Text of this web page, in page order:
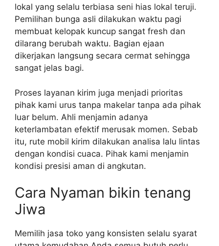
lokal yang selalu terbiasa seni hias lokal teruji.
Pemilihan bunga asli dilakukan waktu pagi
membuat kelopak kuncup sangat fresh dan
dilarang berubah waktu. Bagian ejaan
dikerjakan langsung secara cermat sehingga
sangat jelas bagi.
Proses layanan kirim juga menjadi prioritas
pihak kami urus tanpa makelar tanpa ada pihak
luar belum. Ahli menjamin adanya
keterlambatan efektif merusak momen. Sebab
itu, rute mobil kirim dilakukan analisa lalu lintas
dengan kondisi cuaca. Pihak kami menjamin
kondisi presisi aman di angkutan.
Cara Nyaman bikin tenang
Jiwa
Memilih jasa toko yang konsisten selalu syarat